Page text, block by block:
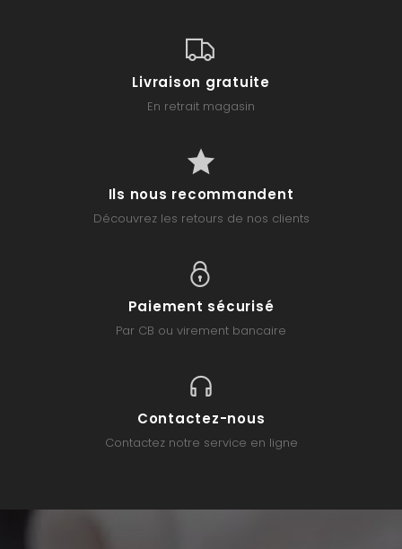
Livraison gratuite
En retrait magasin
Ils nous recommandent
Découvrez les retours de nos clients
Paiement sécurisé
Par CB ou virement bancaire
Contactez-nous
Contactez notre service en ligne